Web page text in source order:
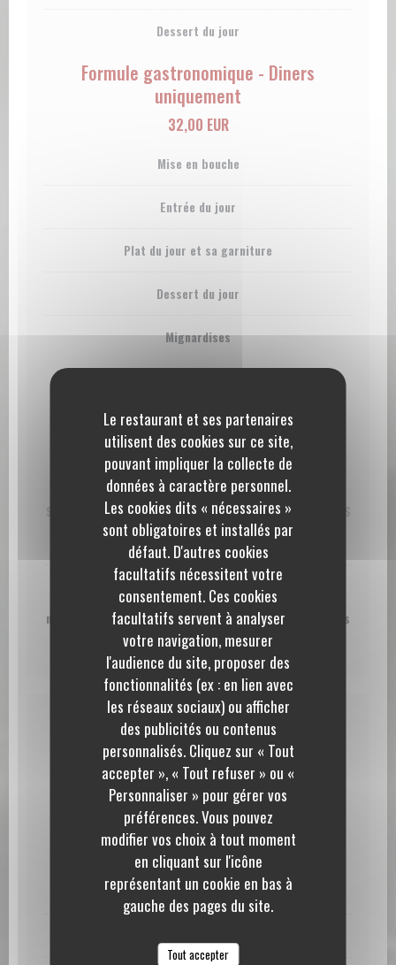
Le restaurant et ses partenaires
utilisent des cookies sur ce site,
pouvant impliquer la collecte de
données à caractère personnel.
Les cookies dits « nécessaires »
sont obligatoires et installés par
défaut. D'autres cookies
facultatifs nécessitent votre
consentement. Ces cookies
facultatifs servent à analyser
votre navigation, mesurer
l'audience du site, proposer des
fonctionnalités (ex : en lien avec
les réseaux sociaux) ou afficher
des publicités ou contenus
personnalisés. Cliquez sur « Tout
accepter », « Tout refuser » ou «
Personnaliser » pour gérer vos
préférences. Vous pouvez
modifier vos choix à tout moment
en cliquant sur l'icône
représentant un cookie en bas à
gauche des pages du site.
Tout accepter
Dessert du jour
Formule gastronomique - Diners
uniquement
32,00 EUR
Mise en bouche
Entrée du jour
Plat du jour et sa garniture
Dessert du jour
Mignardises
Les éventuelles différences tarifaires avec la
profession, de même que les éventuelles variations
qualitatives, ne s’expliquent que par le caractère
purement pédagogique des prestations fournies.
SI VOUS PRÉSENTEZ UNE ALLERGIE À L’UN DES PRODUITS
SUIVANTS, MERCI DE L’INDIQUER LORS DE VOTRE
RÉSERVATION :
Céréales contenant du gluten et produits dérivés,
Arachides et produits dérivés, Noix (dont amandes,
noisettes, noix de cajou, noix de pécan, etc.) et produits
dérivés, Œufs et produits dérivés, Poisson et produits
dérivés, Soja et produits dérivés, Lait
Menus fin avril/mai 2026
Jeudi 23 avril - soirée gastronomique
"Autour du végétal" - 32€
Amuse bouche : Brochettes millefeuille aubergine,
zaatar, tahini
le Jardin de Paul